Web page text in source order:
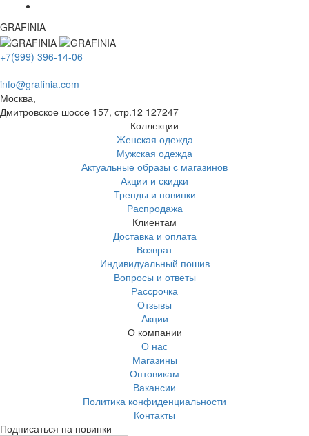
GRAFINIA
+7(999) 396-14-06
info@grafinia.com
Москва,
Дмитровское шоссе 157, стр.12 127247
Коллекции
Женская одежда
Мужская одежда
Актуальные образы с магазинов
Акции и скидки
Тренды и новинки
Распродажа
Клиентам
Доставка и оплата
Возврат
Индивидуальный пошив
Вопросы и ответы
Рассрочка
Отзывы
Акции
О компании
О нас
Магазины
Оптовикам
Вакансии
Политика конфиденциальности
Контакты
Подписаться на новинки